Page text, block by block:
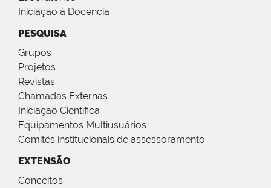
Iniciação à Docência
PESQUISA
Grupos
Projetos
Revistas
Chamadas Externas
Iniciação Científica
Equipamentos Multiusuários
Comitês institucionais de assessoramento
EXTENSÃO
Conceitos